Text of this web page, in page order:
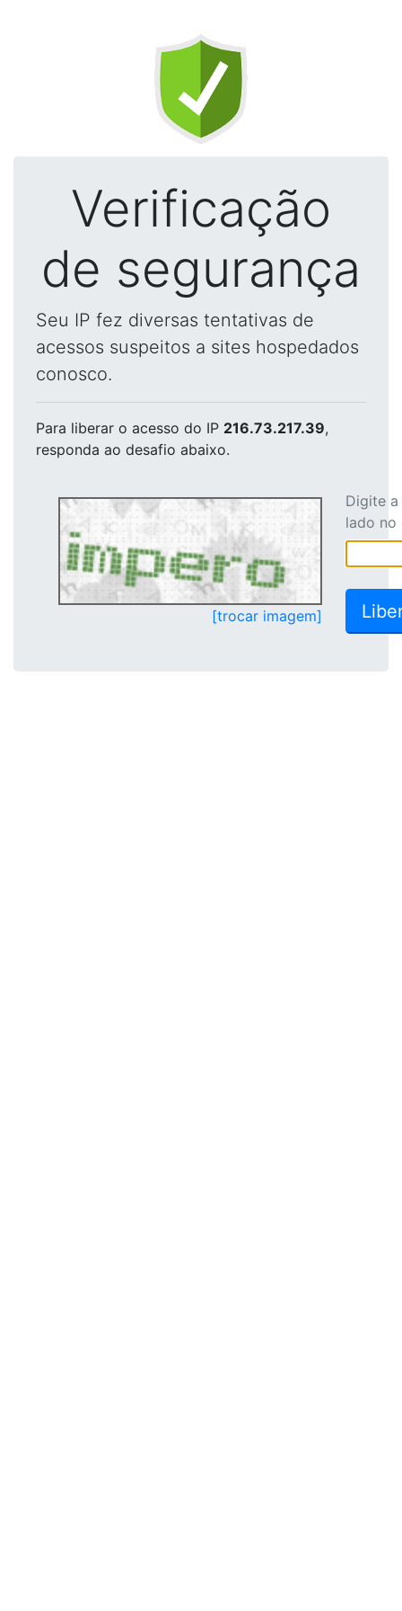
Verificação
de segurança
Seu IP fez diversas tentativas de
acessos suspeitos a sites hospedados
conosco.
Para liberar o acesso do IP 216.73.217.39,
responda ao desafio abaixo.
[trocar imagem]
Digite
lado no